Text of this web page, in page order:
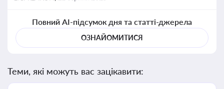
Повний AI-підсумок дня та статті-джерела
ОЗНАЙОМИТИСЯ
Теми, які можуть вас зацікавити: